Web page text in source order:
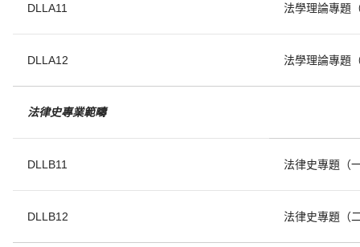
DLLA11 法學理論專題
DLLA12 法學理論專題
法律史專業範疇
DLLB11 法律史專題（
DLLB12 法律史專題（